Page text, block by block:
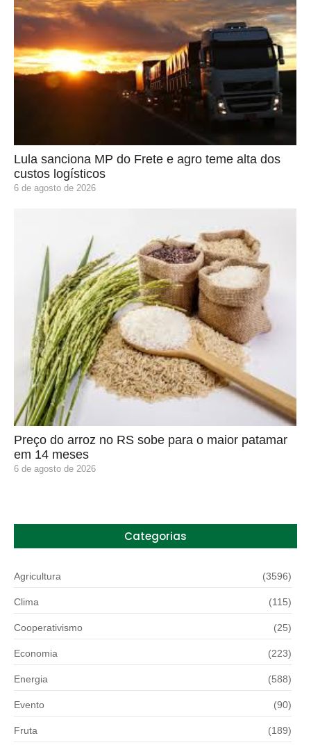
Lula sanciona MP do Frete e agro teme alta dos
custos logísticos
6 de agosto de 2026
Preço do arroz no RS sobe para o maior patamar
em 14 meses
6 de agosto de 2026
Categorias
Agricultura (3596)
Clima (115)
Cooperativismo (25)
Economia (223)
Energia (588)
Evento (90)
Fruta (189)